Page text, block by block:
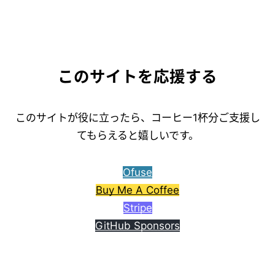
このサイトを応援する
このサイトが役に立ったら、コーヒー1杯分ご支援し
てもらえると嬉しいです。
Ofuse
Buy Me A Coffee
Stripe
GitHub Sponsors